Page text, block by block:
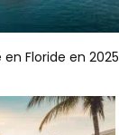
Floride en 2025